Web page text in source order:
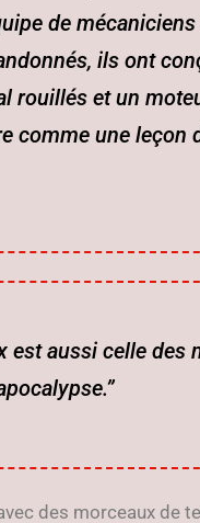
de
ils ont
rouillés et un
comme une leçon
est aussi celle
des morceaux de